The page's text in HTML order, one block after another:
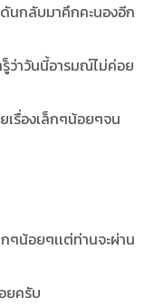
นกลับมาคึกคะนองอีก
ว่าวันนี้อารมณ์ไม่ค่อย
เรื่องเล็กๆน้อยๆจน
น้อยๆเเต่ท่านจะผ่าน
ยครับ